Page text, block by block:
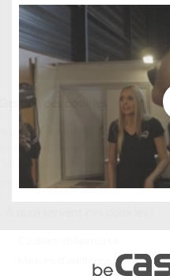
Gestion des cookies
Nous utilisons des cookies
améliorent la performance et
Faites-nous part de vos
service.
Mesure d'audience